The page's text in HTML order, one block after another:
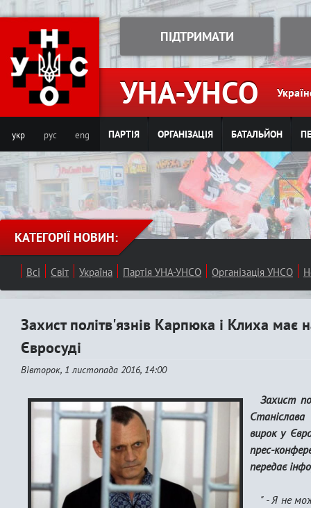
Jump to navigation
УНА-УНСО
ПІДТРИМАТИ
укр рус eng ПАРТІЯ ОРГАНІЗАЦІЯ БАТАЛЬЙОН
КАТЕГОРІЇ НОВИН:
Всі Світ Україна Партія УНА-УНСО Організація УНСО
Захист політв'язнів Карпюка і Клиха має
Євросуді
Вівторок, 1 листопада 2016, 14:00
Захист
вирок у
прес-
передає
" - Я не